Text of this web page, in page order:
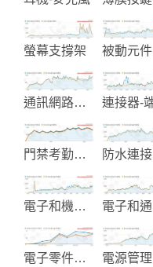
螢幕支撐架
通訊網路線材及配件
門禁考勤系統整合
電子和機電開關
電子零件和機械元件製造